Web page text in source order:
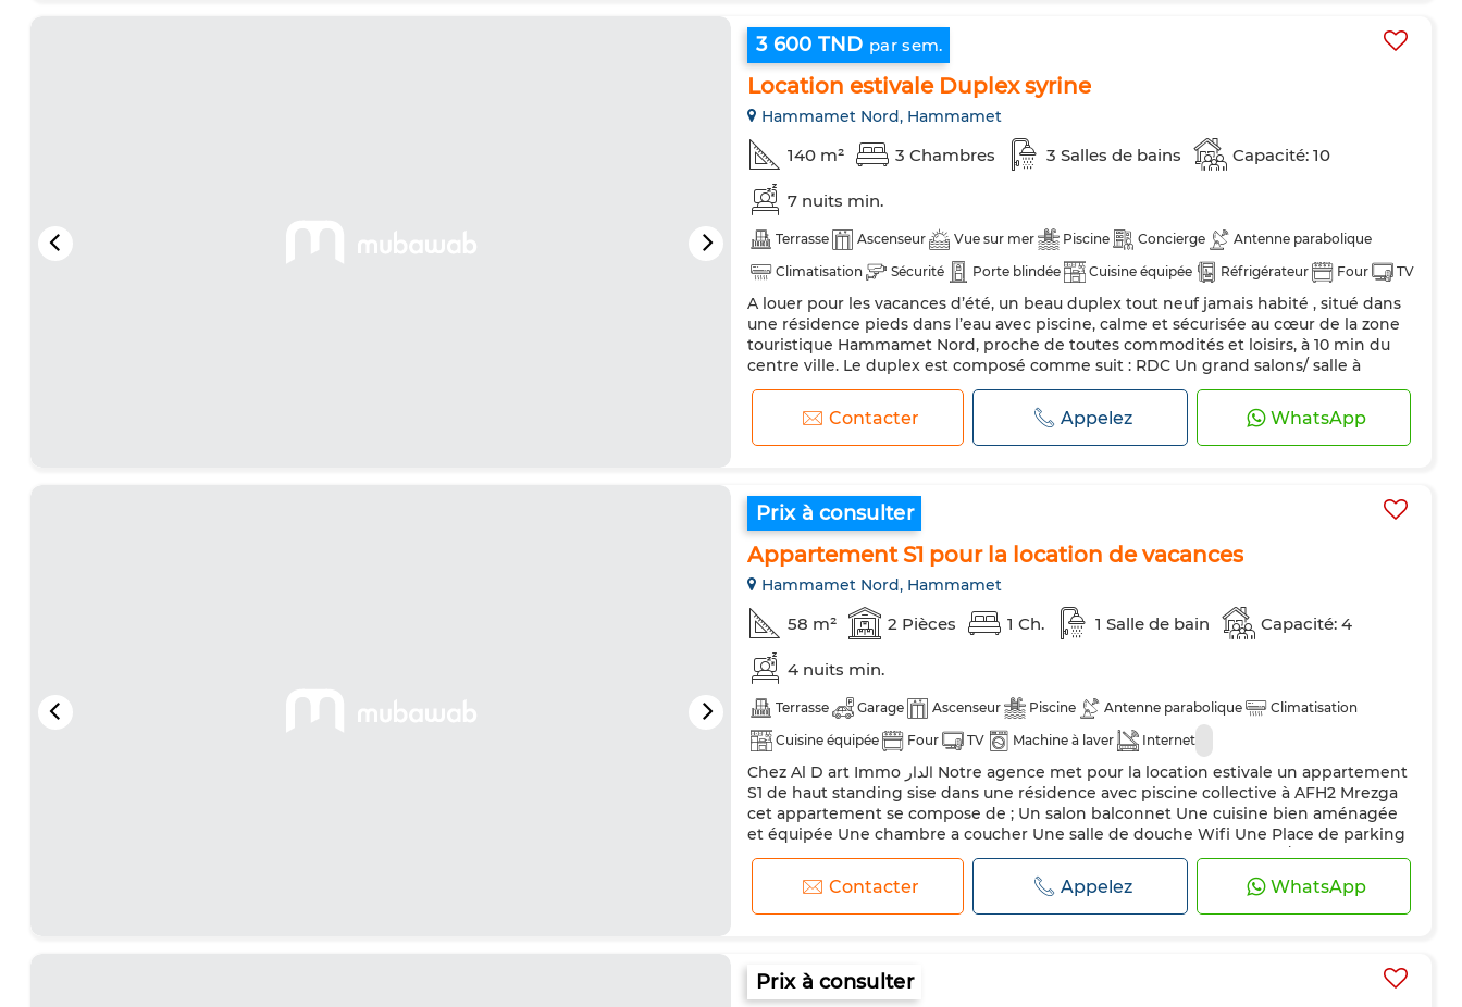
3 600 TND par sem.
Location estivale Duplex syrine
Hammamet Nord, Hammamet
140 m² 3 Chambres 3 Salles de bains Capacité: 10
7 nuits min.
Terrasse Ascenseur Vue sur mer Piscine Concierge
Antenne parabolique
Climatisation
Sécurité Porte blindée Cuisine équipée Réfrigérateur Four
TV
Machine à laver
Micro-ondes
A louer pour les vacances d’été, un beau duplex tout neuf jamais habité , situé dans
une résidence pieds dans l’eau avec piscine, calme et sécurisée au cœur de la zone
touristique Hammamet Nord, proche de toutes commodités et loisirs, à 10 min du
centre ville. Le duplex est composé comme suit : RDC Un grand salons/ salle à
manger avec terrasse Salle d’eau Une cuisine bien équipée 1er étage Deux
chambres à coucher dons une avec terrasse e...
Contacter Appelez WhatsApp
Prix à consulter
Appartement S1 pour la location de vacances
Hammamet Nord, Hammamet
58 m² 2 Pièces 1 Ch. 1 Salle de bain Capacité: 4
4 nuits min.
Terrasse Garage Ascenseur Piscine Antenne parabolique
Climatisation
Cuisine équipée
Four TV Machine à laver Internet
Chez Al D art Immo الدار Notre agence met pour la location estivale un appartement
S1 de haut standing sise dans une résidence avec piscine collective à AFH2 Mrezga
cet appartement se compose de ; Un salon balconnet Une cuisine bien aménagée
et équipée Une chambre a coucher Une salle de douche Wifi Une Place de parking
sous sol Pour plus d'info vous veuillez nous contacter aux : 26 179 301 /216 29 179 347
Ou sur WhatsApp : 216 50...
Contacter Appelez WhatsApp
Prix à consulter